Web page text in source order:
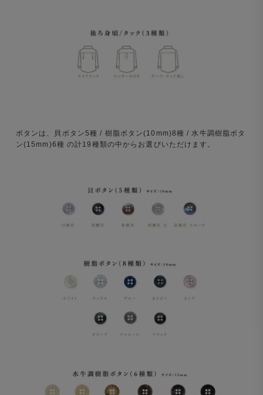
ボタンは、貝ボタン5種 / 樹脂ボタン(10mm)8種 / 水牛調樹脂ボタ
ン(15mm)6種 の計19種類の中からお選びいただけます。